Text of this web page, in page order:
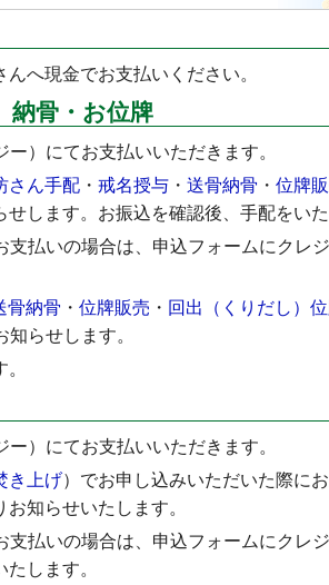
へ現金でお支払いください。
納骨・お位牌
）にてお支払いいただきます。
さん手配・ 戒名授与・ 送骨納骨 ・ 位牌
します。お振込を確認後、手配をいた
払いの場合は、申込フォームにクレ
骨納骨 ・ 位牌販売 ・ 回出（くりだし）
らせします。
）にてお支払いいただきます。
き上げ）でお申し込みいただいた際に
知らせいたします。
払いの場合は、申込フォームにクレ
します。